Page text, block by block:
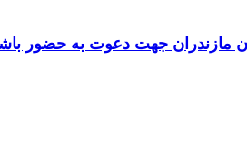
مازندران جهت دعوت به حضور